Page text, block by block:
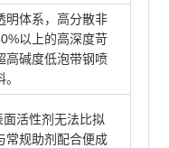
明体系，高分散非
以上的高深度苛
高碱度低泡带钢喷
活性剂无法比拟
常规助剂配合便成